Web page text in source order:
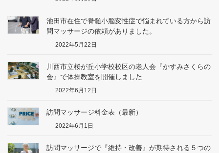
池田市在住で脊髄小脳変性症で悩まれている方から訪
問マッサージの依頼がありました。
2022年5月22日
川西市立桜が丘小学校校区の老人会『かすみさくらの
会』で体操教室を開催しました
2022年6月12日
訪問マッサージ料金表（最新）
2022年6月1日
訪問マッサージで『維持・改善』が期待される５つの